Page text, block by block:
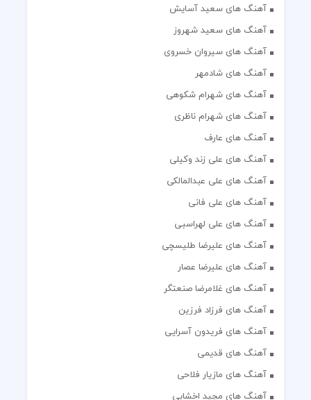
آهنگ های سعید آسایش
آهنگ های سعید شهروز
آهنگ های سیروان خسروی
آهنگ های شادمهر
آهنگ های شهرام شکوهی
آهنگ های شهرام ناظری
آهنگ های عارف
آهنگ های علی زند وکیلی
آهنگ های علی عبدالمالکی
آهنگ های علی فانی
آهنگ های علی لهراسبی
آهنگ های علیرضا طلیسچی
آهنگ های علیرضا عصار
آهنگ های غلامرضا صنعتگر
آهنگ های فرزاد فرزین
آهنگ های فریدون آسرایی
آهنگ های قدیمی
آهنگ های مازیار فلاحی
آهنگ های مجید اخشابی